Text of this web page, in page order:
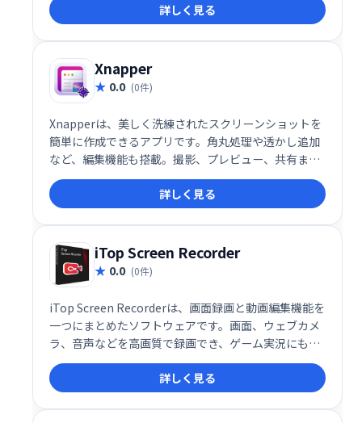
詳しく見る
Xnapper
0.0 (0件)
Xnapperは、美しく洗練されたスクリーンショットを
簡単に作成できるアプリです。角丸処理や透かし追加
など、編集機能も搭載。撮影、プレビュー、共有まで
ワンステップで完了します。より魅力的なスクリーン
ショットで、SNSやブログを彩りましょう！
詳しく見る
iTop Screen Recorder
0.0 (0件)
iTop Screen Recorderは、画面録画と動画編集機能を
一つにまとめたソフトウェアです。画面、ウェブカメ
ラ、音声などを高画質で録画でき、ゲーム実況にも最
適。編集機能では不要部分のカットやフィルター追
加、トランジション挿入など、多彩な加工が可能で
す。手軽に高品質な動画を作成できます。
詳しく見る